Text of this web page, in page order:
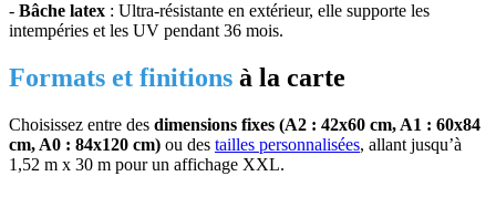
- Bâche latex : Ultra-résistante en extérieur, elle supporte les
intempéries et les UV pendant 36 mois.
Formats et finitions à la carte
Choisissez entre des dimensions fixes (A2 : 42x60 cm, A1 : 60x84
cm, A0 : 84x120 cm) ou des tailles personnalisées, allant jusqu’à
1,52 m x 30 m pour un affichage XXL.